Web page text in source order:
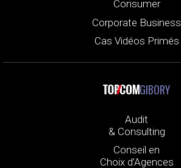
Consumer
Corporate Business
Cas Vidéos Primés
GIBORY
Audit
& Consulting
Conseil en
Choix d’Agences